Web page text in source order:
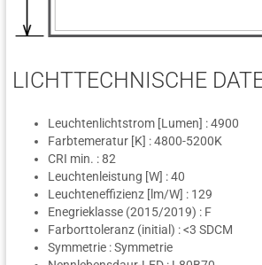
LICHTTECHNISCHE
Leuchtenlichtstrom [Lumen] : 4900
Farbtemeratur [K] : 4800-5200K
CRI min. : 82
Leuchtenleistung [W] : 40
Leuchteneffizienz [lm/W] : 129
Enegrieklasse (2015/2019) : F
Farborttoleranz (initial) : <3 SDCM
Symmetrie : Symmetrie